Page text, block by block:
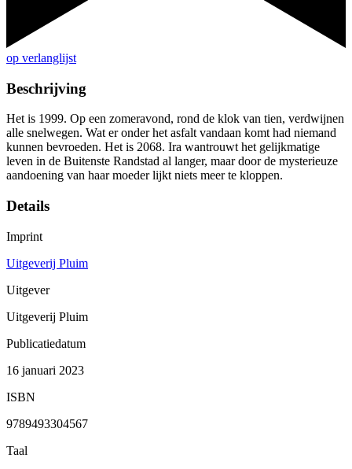
op verlanglijst
Beschrijving
Het is 1999. Op een zomeravond, rond de klok van tien, verdwijnen
alle snelwegen. Wat er onder het asfalt vandaan komt had niemand
kunnen bevroeden. Het is 2068. Ira wantrouwt het gelijkmatige
leven in de Buitenste Randstad al langer, maar door de mysterieuze
aandoening van haar moeder lijkt niets meer te kloppen.
Details
Imprint
Uitgeverij Pluim
Uitgever
Uitgeverij Pluim
Publicatiedatum
16 januari 2023
ISBN
9789493304567
Taal